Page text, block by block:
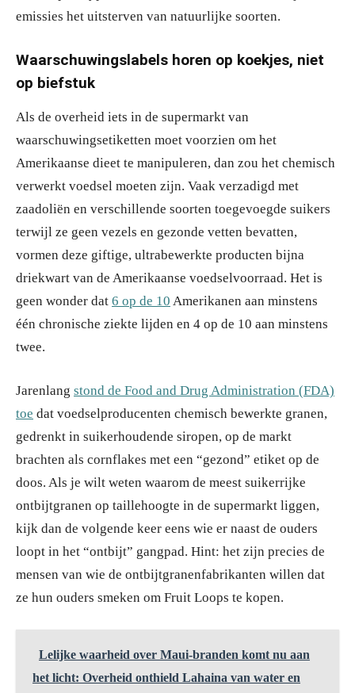
emissies het uitsterven van natuurlijke soorten.
Waarschuwingslabels horen op koekjes, niet
op biefstuk
Als de overheid iets in de supermarkt van
waarschuwingsetiketten moet voorzien om het
Amerikaanse dieet te manipuleren, dan zou het chemisch
verwerkt voedsel moeten zijn. Vaak verzadigd met
zaadoliën en verschillende soorten toegevoegde suikers
terwijl ze geen vezels en gezonde vetten bevatten,
vormen deze giftige, ultrabewerkte producten bijna
driekwart van de Amerikaanse voedselvoorraad. Het is
geen wonder dat 6 op de 10 Amerikanen aan minstens
één chronische ziekte lijden en 4 op de 10 aan minstens
twee.
Jarenlang stond de Food and Drug Administration (FDA)
toe dat voedselproducenten chemisch bewerkte granen,
gedrenkt in suikerhoudende siropen, op de markt
brachten als cornflakes met een “gezond” etiket op de
doos. Als je wilt weten waarom de meest suikerrijke
ontbijtgranen op taillehoogte in de supermarkt liggen,
kijk dan de volgende keer eens wie er naast de ouders
loopt in het “ontbijt” gangpad. Hint: het zijn precies de
mensen van wie de ontbijtgranenfabrikanten willen dat
ze hun ouders smeken om Fruit Loops te kopen.
Lelijke waarheid over Maui-branden komt nu aan
het licht: Overheid onthield Lahaina van water en